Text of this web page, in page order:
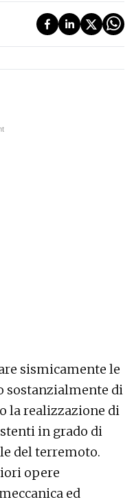
sismicamente le
sostanzialmente di
la realizzazione di
in grado di
del terremoto.
opere
ed